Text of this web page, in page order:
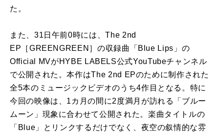
た。
また、31日午前0時には、The 2nd
EP［GREENGREEN］の収録曲「Blue Lips」の
Official MVがHYBE LABELS公式YouTubeチャンネル
で公開された。本作はThe 2nd EPのために制作された
全5本のミュージックビデオのうち4作目となる。特に
今回の映像は、1カ月の間に2度満月が訪れる「ブルー
ムーン」現象に合わせて公開された。楽曲タイトルの
「Blue」とリンクするだけでなく、夜空の叙情的な雰